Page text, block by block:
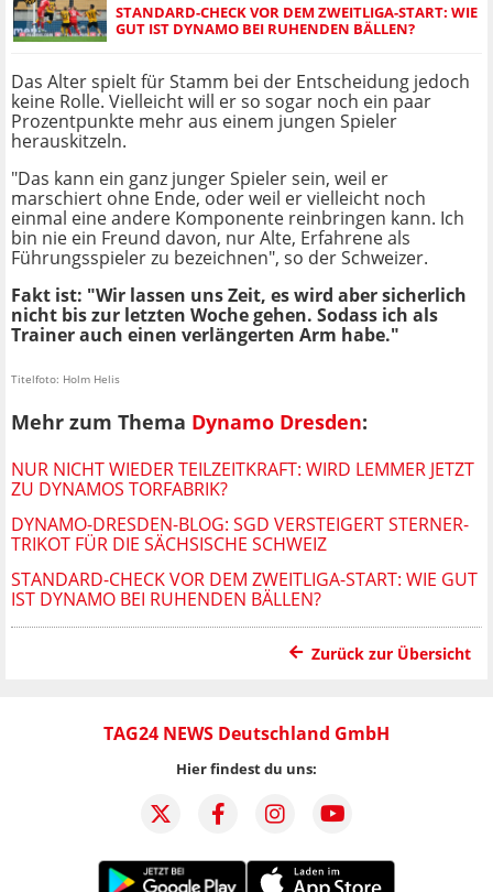
STANDARD-CHECK VOR DEM ZWEITLIGA-START: WIE
GUT IST DYNAMO BEI RUHENDEN BÄLLEN?
Das Alter spielt für Stamm bei der Entscheidung jedoch
keine Rolle. Vielleicht will er so sogar noch ein paar
Prozentpunkte mehr aus einem jungen Spieler
herauskitzeln.
"Das kann ein ganz junger Spieler sein, weil er
marschiert ohne Ende, oder weil er vielleicht noch
einmal eine andere Komponente reinbringen kann. Ich
bin nie ein Freund davon, nur Alte, Erfahrene als
Führungsspieler zu bezeichnen", so der Schweizer.
Fakt ist: "Wir lassen uns Zeit, es wird aber sicherlich
nicht bis zur letzten Woche gehen. Sodass ich als
Trainer auch einen verlängerten Arm habe."
Titelfoto: Holm Helis
Mehr zum Thema Dynamo Dresden:
NUR NICHT WIEDER TEILZEITKRAFT: WIRD LEMMER JETZT
ZU DYNAMOS TORFABRIK?
DYNAMO-DRESDEN-BLOG: SGD VERSTEIGERT STERNER-
TRIKOT FÜR DIE SÄCHSISCHE SCHWEIZ
STANDARD-CHECK VOR DEM ZWEITLIGA-START: WIE GUT
IST DYNAMO BEI RUHENDEN BÄLLEN?
Zurück zur Übersicht
TAG24 NEWS Deutschland GmbH
Hier findest du uns: